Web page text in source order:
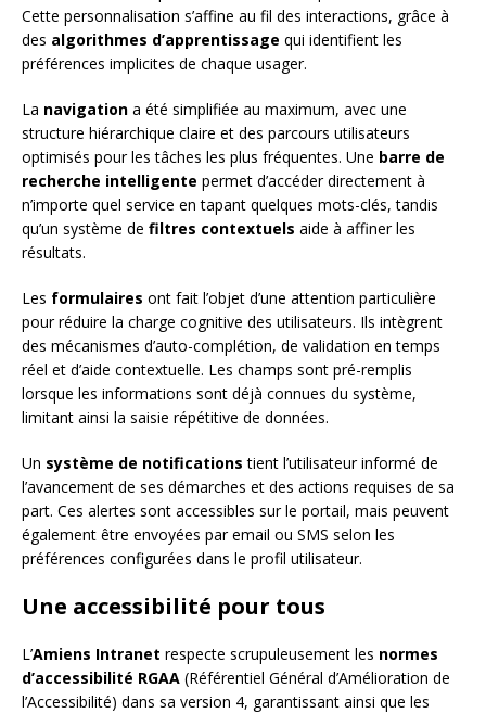
Cette personnalisation s’affine au fil des interactions, grâce à
des algorithmes d’apprentissage qui identifient les
préférences implicites de chaque usager.
La navigation a été simplifiée au maximum, avec une
structure hiérarchique claire et des parcours utilisateurs
optimisés pour les tâches les plus fréquentes. Une barre de
recherche intelligente permet d’accéder directement à
n’importe quel service en tapant quelques mots-clés, tandis
qu’un système de filtres contextuels aide à affiner les
résultats.
Les formulaires ont fait l’objet d’une attention particulière
pour réduire la charge cognitive des utilisateurs. Ils intègrent
des mécanismes d’auto-complétion, de validation en temps
réel et d’aide contextuelle. Les champs sont pré-remplis
lorsque les informations sont déjà connues du système,
limitant ainsi la saisie répétitive de données.
Un système de notifications tient l’utilisateur informé de
l’avancement de ses démarches et des actions requises de sa
part. Ces alertes sont accessibles sur le portail, mais peuvent
également être envoyées par email ou SMS selon les
préférences configurées dans le profil utilisateur.
Une accessibilité pour tous
L’Amiens Intranet respecte scrupuleusement les normes
d’accessibilité RGAA (Référentiel Général d’Amélioration de
l’Accessibilité) dans sa version 4, garantissant ainsi que les